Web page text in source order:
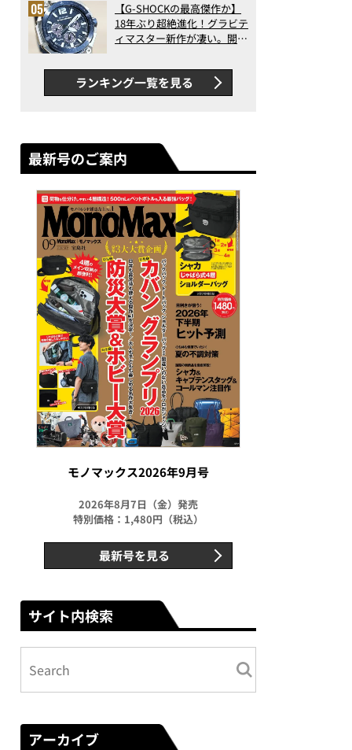
SportStyle GEL-NIMBUS 10.1
った！
【G-SHOCKの最高傑作か】
18年ぶり超絶進化！グラビテ
ィマスター新作が凄い。開発
新ムーブメントの衝撃
ランキング一覧を見る
最新号のご案内
モノマックス2026年9月号
2026年8月7日（金）発売
特別価格：1,480円（税込）
最新号を見る
サイト内検索
アーカイブ